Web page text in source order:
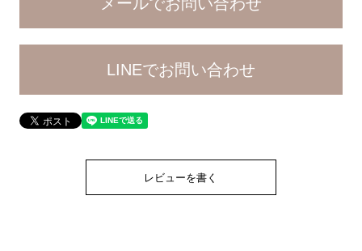
LINEでお問い合わせ
レビューを書く